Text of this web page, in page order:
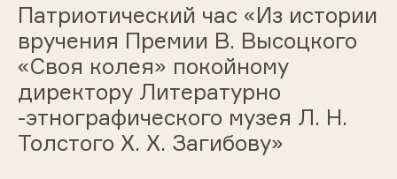
Патриотический час «Из истории
вручения Премии В. Высоцкого
«Своя колея» покойному
директору Литературно
-этнографического музея Л. Н.
Толстого Х. Х. Загибову»